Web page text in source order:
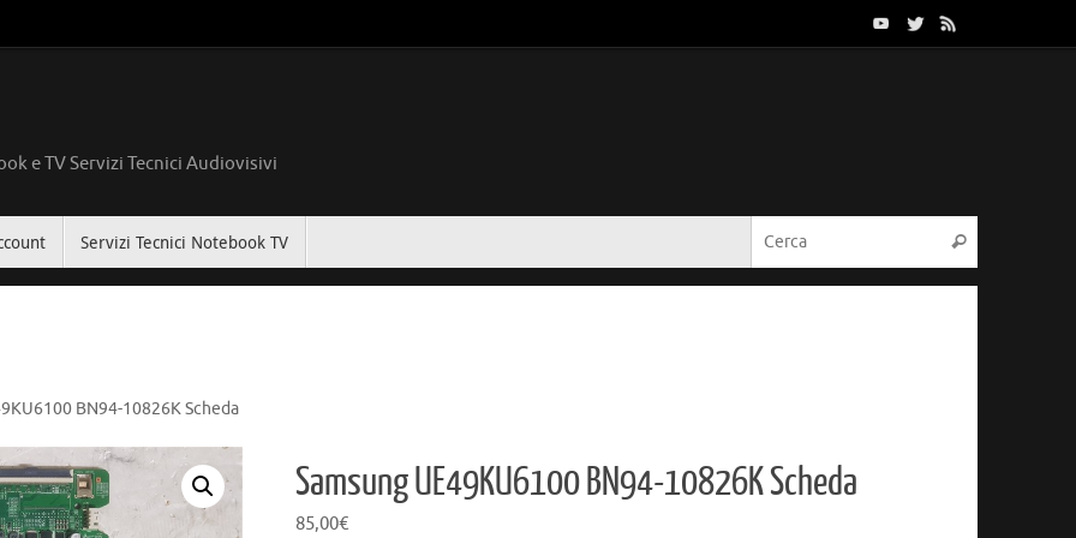
e TV Servizi Tecnici Audiovisivi
Servizi Tecnici Notebook TV Cerca
BN94-10826K Scheda
Samsung UE49KU6100 BN94-10826K Scheda
85,00€